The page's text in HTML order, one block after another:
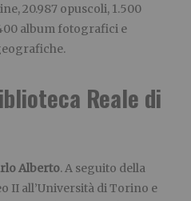
20.987 opuscoli, 1.500
album fotografici e
Reale di
Alberto. A seguito della
II all’Università di Torino e